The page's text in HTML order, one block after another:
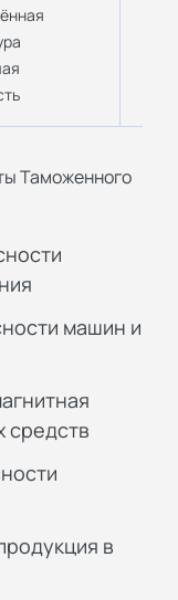
Таможенного
машин и
средств
в